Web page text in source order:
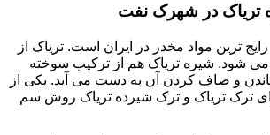
تریاک در شهرک نفت
ترین مواد مخدر در ایران است. تریاک از
شود. شیره تریاک هم از ترکیب سوخته
و صاف کردن آن به دست می آید. یکی از
ترک تریاک و ترک شیرده تریاک روش سم